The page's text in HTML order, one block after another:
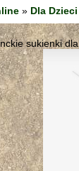
» Dla Dzieci
sukienki